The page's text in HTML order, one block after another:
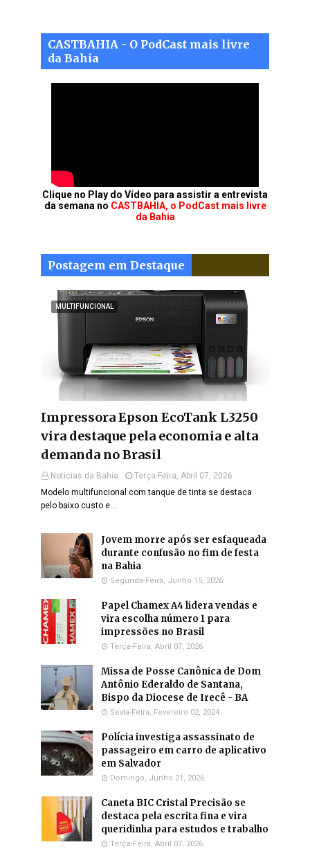
CASTBAHIA - O PodCast mais livre
da Bahia
Clique no Play do Vídeo para assistir a entrevista
da semana no CASTBAHIA, o PodCast mais livre
da Bahia
Postagem em Destaque
MULTIFUNCIONAL
Impressora Epson EcoTank L3250
vira destaque pela economia e alta
demanda no Brasil
Noticias da Bahia
Terça-Feira, Abril 07, 2026
Modelo multifuncional com tanque de tinta se destaca
pelo baixo custo e…
Jovem morre após ser esfaqueada
durante confusão no fim de festa
na Bahia
Segunda-Feira, Junho 15, 2026
Papel Chamex A4 lidera vendas e
vira escolha número 1 para
impressões no Brasil
Terça-Feira, Abril 07, 2026
Missa de Posse Canônica de Dom
Antônio Ederaldo de Santana,
Bispo da Diocese de Irecê - BA
Sexta-Feira, Fevereiro 02, 2024
Polícia investiga assassinato de
passageiro em carro de aplicativo
em Salvador
Domingo, Junho 21, 2026
Caneta BIC Cristal Precisão se
destaca pela escrita fina e vira
queridinha para estudos e trabalho
Terça-Feira, Abril 07, 2026